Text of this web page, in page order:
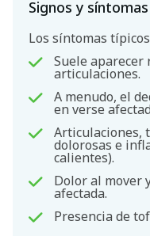
Buscar
Signos y síntomas
Los síntomas
Suele aparecer
articulaciones.
A menudo, el
en verse
Articulaciones,
dolorosas e
calientes).
Dolor al mover
afectada.
Presencia de